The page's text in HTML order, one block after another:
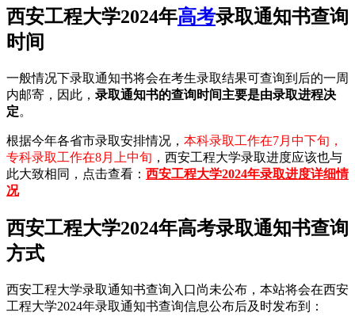
西安工程大学2024年高考录取通知书查询
时间
一般情况下录取通知书将会在考生录取结果可查询到后的一周
内邮寄，因此， 录取通知书的查询时间主要是由录取进程决
定。
根据今年各省市录取安排情况， 本科录取工作在7月中下旬，
专科录取工作在8月上中旬 ，西安工程大学录取进度应该也与
此大致相同，点击查看： 西安工程大学2024年录取进度详细情
况
西安工程大学2024年高考录取通知书查询
方式
西安工程大学录取通知书查询入口尚未公布，本站将会在西安
工程大学2024年录取通知书查询信息公布后及时发布到：